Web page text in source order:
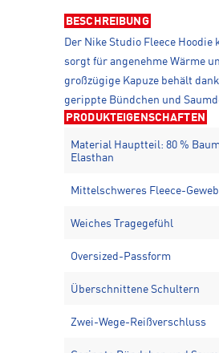
BESCHREIBUNG
Der Nike Studio Fleece
sorgt für angenehme Wärme
großzügige Kapuze behält
gerippte Bündchen und
PRODUKTEIGENSCHAFTEN
Material Hauptteil: 80 %
Elasthan
Mittelschweres Fleece-
Weiches Tragegefühl
Oversized-Passform
Überschnittene Schultern
Zwei-Wege-Reißverschluss